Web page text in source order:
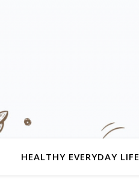
HEALTHY EVERYDAY LIFE